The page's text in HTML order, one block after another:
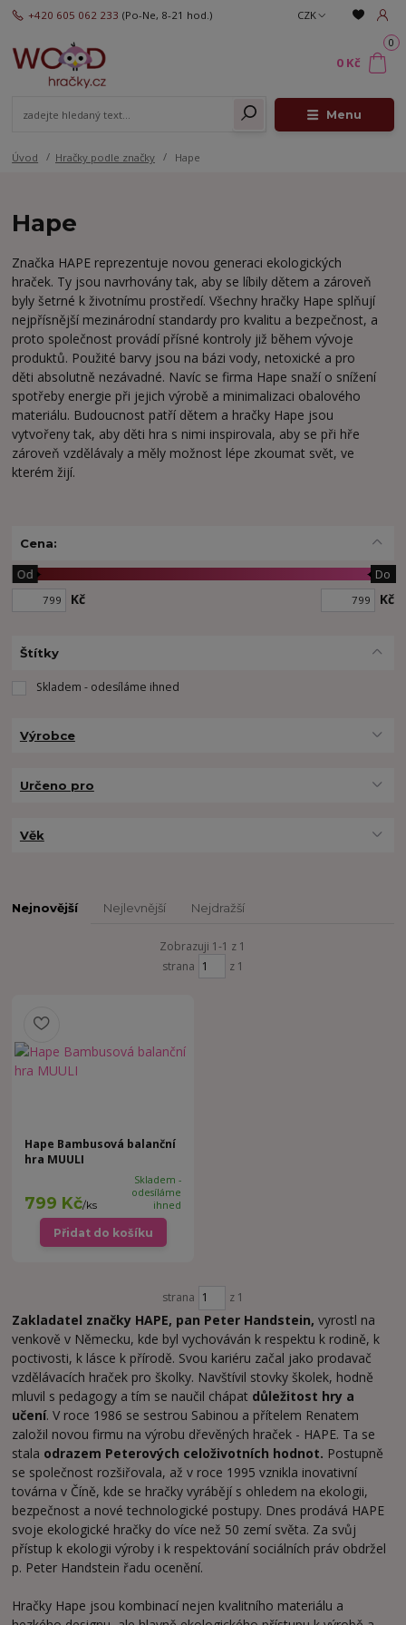
Menu
CZK
+420 605 062 233 (Po-Ne, 8-21 hod.)
0
0 Kč
Úvod Hračky podle značky Hape
Hape
Značka HAPE reprezentuje novou generaci ekologických
hraček. Ty jsou navrhovány tak, aby se líbily dětem a zároveň
byly šetrné k životnímu prostředí. Všechny hračky Hape splňují
nejpřísnější mezinárodní standardy pro kvalitu a bezpečnost, a
proto společnost provádí přísné kontroly již během vývoje
produktů. Použité barvy jsou na bázi vody, netoxické a pro
děti absolutně nezávadné. Navíc se firma Hape snaží o snížení
spotřeby energie při jejich výrobě a minimalizaci obalového
materiálu. Budoucnost patří dětem a hračky Hape jsou
vytvořeny tak, aby děti hra s nimi inspirovala, aby se při hře
zároveň vzdělávaly a měly možnost lépe zkoumat svět, ve
kterém žijí.
Cena:
Kč
Od Do
Kč
Štítky
Skladem - odesíláme ihned
Výrobce
Určeno pro
Věk
Nejnovější Nejlevnější Nejdražší
Zobrazuji 1-1 z 1
strana
z 1
Hape Bambusová balanční
hra MUULI
799 Kč/ks
Skladem -
odesíláme
ihned
Přidat do košíku
strana z 1
Zakladatel značky HAPE, pan Peter Handstein, vyrostl na
venkově v Německu, kde byl vychováván k respektu k rodině, k
poctivosti, k lásce k přírodě. Svou kariéru začal jako prodavač
vzdělávacích hraček pro školky. Navštívil stovky školek, hodně
mluvil s pedagogy a tím se naučil chápat důležitost hry a
učení. V roce 1986 se sestrou Sabinou a přítelem Renatem
založil novou firmu na výrobu dřevěných hraček - HAPE. Ta se
stala odrazem Peterových celoživotních hodnot. Postupně
se společnost rozšiřovala, až v roce 1995 vznikla inovativní
továrna v Číně, kde se hračky vyrábějí s ohledem na ekologii,
bezpečnost a nové technologické postupy. Dnes prodává HAPE
svoje ekologické hračky do více než 50 zemí světa. Za svůj
přístup k ekologii výroby i k respektování sociálních práv obdržel
p. Peter Handstein řadu ocenění.
Hračky Hape jsou kombinací nejen kvalitního materiálu a